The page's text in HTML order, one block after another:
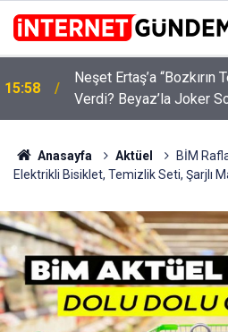
15:58
Neşet Ertaş’a “Bozkırın
Verdi? Beyaz’la Joker
Edildi
Anasayfa Aktüel
BİM
Elektrikli Bisiklet, Temizlik Seti, Şarjlı